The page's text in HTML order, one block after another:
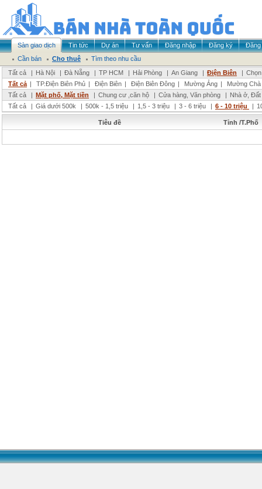
Sàn giao dịch Tin tức Dự án Tư vấn Đăng nhập Đăng ký
Đăng
Cần bán
Cho thuê
Tìm theo nhu cầu
Tất cả
| Hà Nội | Đà Nẵng | TP HCM | Hải Phòng | An Giang | Điện Biên |
Tất cả | TP.Điện Biên Phủ | Điện Biên | Điện Biên Đông | Mường Ảng |
Mường Chà
Tất cả
| Mặt phố, Mặt tiền | Chung cư ,căn hộ | Cửa hàng, Văn phòng | Nhà ở,
Tất cả
| Giá dưới 500k | 500k - 1,5 triệu | 1,5 - 3 triệu | 3 - 6 triệu | 6 - 10 triệu |
Tiêu đề Tỉnh /T.Phố